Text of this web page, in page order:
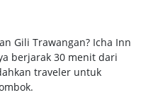
Gili Trawangan? Icha Inn
berjarak 30 menit dari
traveler untuk